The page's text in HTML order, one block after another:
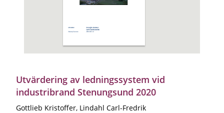
Utvärdering av ledningssystem vid
industribrand Stenungsund 2020
Gottlieb Kristoffer, Lindahl Carl-Fredrik